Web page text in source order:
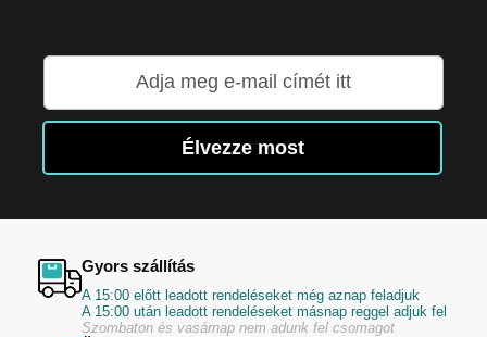
hírlevelünkre:
Élvezze most
Gyors szállítás
A 15:00 előtt leadott rendeléseket még aznap feladjuk
A 15:00 után leadott rendeléseket másnap reggel adjuk fel
Szombaton és vasárnap nem adunk fel csomagot